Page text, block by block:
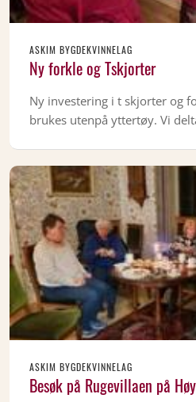
ASKIM BYGDEKVINNELAG
Ny forkle og Tskjorter
Ny investering i t skjorter og
brukes utenpå yttertøy. Vi
ASKIM BYGDEKVINNELAG
Besøk på Rugevillaen på